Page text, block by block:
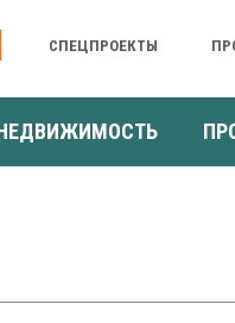
СПЕЦПРОЕКТЫ